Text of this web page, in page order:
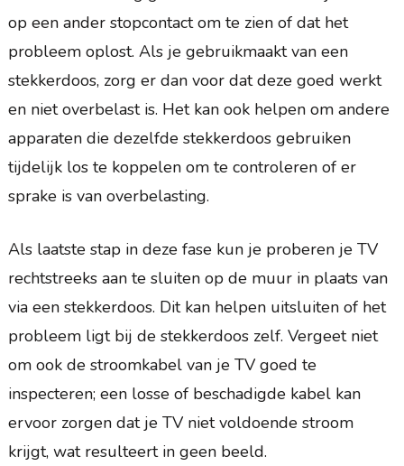
op een ander stopcontact om te zien of dat het
probleem oplost. Als je gebruikmaakt van een
stekkerdoos, zorg er dan voor dat deze goed werkt
en niet overbelast is. Het kan ook helpen om andere
apparaten die dezelfde stekkerdoos gebruiken
tijdelijk los te koppelen om te controleren of er
sprake is van overbelasting.
Als laatste stap in deze fase kun je proberen je TV
rechtstreeks aan te sluiten op de muur in plaats van
via een stekkerdoos. Dit kan helpen uitsluiten of het
probleem ligt bij de stekkerdoos zelf. Vergeet niet
om ook de stroomkabel van je TV goed te
inspecteren; een losse of beschadigde kabel kan
ervoor zorgen dat je TV niet voldoende stroom
krijgt, wat resulteert in geen beeld.